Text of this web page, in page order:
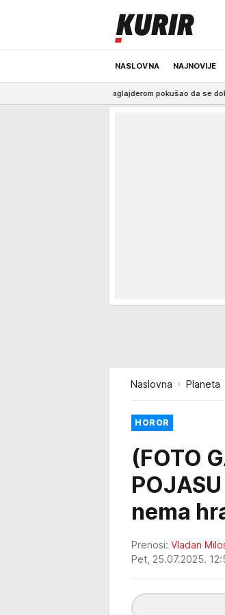
NASLOVNA NAJNOVIJE
ODRŽIVA BUDUĆNOST
Migrant paraglajderom pokušao da se dokopa Seute pa
Naslovna Planeta
HOROR
(FOTO
nema
Prenosi: Vladan
Pet, 25.07.2025.